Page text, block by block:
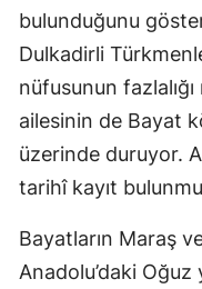
bulunduğunu
Dulkadirli
nüfusunun
ailesinin de Bayat
üzerinde duruyor.
tarihî kayıt
Bayatların Maraş
Anadolu’daki